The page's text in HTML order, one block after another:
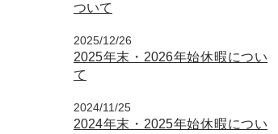
ついて
2025/12/26
2025年末・2026年始休暇につい
て
2024/11/25
2024年末・2025年始休暇につい